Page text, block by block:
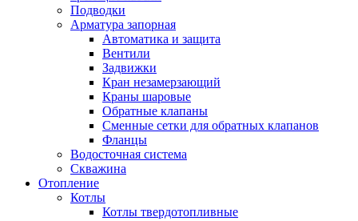
Подводки
Арматура запорная
Автоматика и защита
Вентили
Задвижки
Кран незамерзающий
Краны шаровые
Обратные клапаны
Сменные сетки для обратных клапанов
Фланцы
Водосточная система
Скважина
Отопление
Котлы
Котлы твердотопливные